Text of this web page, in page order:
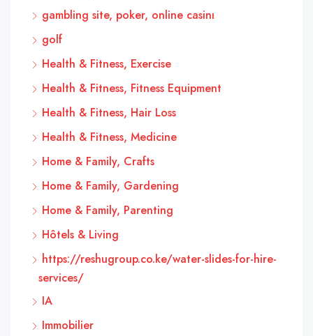
gambling site, poker, online casinı
golf
Health & Fitness, Exercise
Health & Fitness, Fitness Equipment
Health & Fitness, Hair Loss
Health & Fitness, Medicine
Home & Family, Crafts
Home & Family, Gardening
Home & Family, Parenting
Hôtels & Living
https://reshugroup.co.ke/water-slides-for-hire-
services/
IA
Immobilier